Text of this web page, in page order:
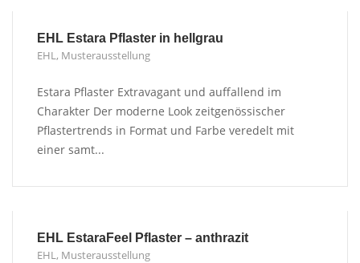
EHL Estara Pflaster in hellgrau
EHL, Musterausstellung
Estara Pflaster Extravagant und auffallend im
Charakter Der moderne Look zeitgenössischer
Pflastertrends in Format und Farbe veredelt mit
einer samt...
EHL EstaraFeel Pflaster – anthrazit
EHL, Musterausstellung